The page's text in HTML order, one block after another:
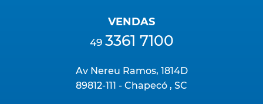
VENDAS
49 3361 7100
Av Nereu Ramos, 1814D
89812-111 - Chapecó , SC